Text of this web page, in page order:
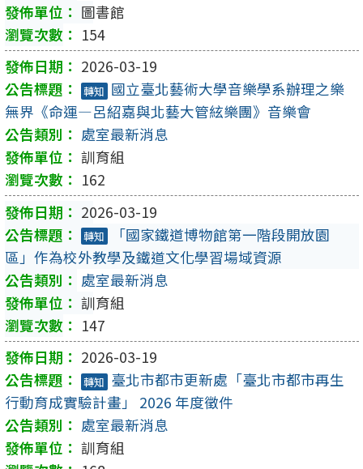
圖書館
154
2026-03-19
轉知 國立臺北藝術大學音樂學系辦理之樂
無界《命運—呂紹嘉與北藝大管絃樂團》音樂會
處室最新消息
訓育組
162
2026-03-19
轉知
「國家鐵道博物館第一階段開放園
區」作為校外教學及鐵道文化學習場域資源
處室最新消息
訓育組
147
2026-03-19
轉知 臺北市都市更新處「臺北市都市再生
行動育成實驗計畫」 2026 年度徵件
處室最新消息
訓育組